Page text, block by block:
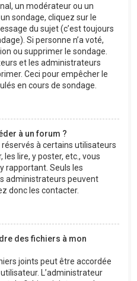
un modérateur ou un
sondage, cliquez sur le
du sujet (c’est toujours
Si personne n’a voté,
ou supprimer le sondage.
et les administrateurs
Ceci pour empêcher le
en cours de sondage.
à un forum ?
à certains utilisateurs
lire, y poster, etc., vous
rapportant. Seuls les
administrateurs peuvent
donc les contacter.
des fichiers à mon
joints peut être accordée
L’administrateur